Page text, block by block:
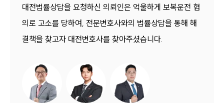
대전법률상담을 요청하신 의뢰인은 억울하게 보복운전 혐
의로 고소를 당하여, 전문변호사와의 법률상담을 통해 해
결책을 찾고자 대전변호사를 찾아주셨습니다.